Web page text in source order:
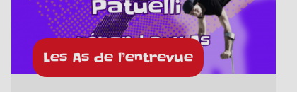
Les As de l’entrevue